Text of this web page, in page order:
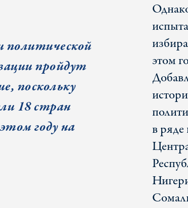
политической
пройдут
поскольку
18 стран
годуна
этом
в ряде